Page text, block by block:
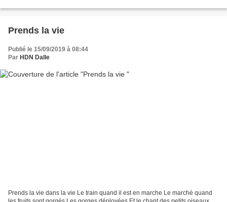
Prends la vie
Publié le 15/09/2019 à 08:44
Par HDN Dalle
Prends la vie dans la vie Le train quand il est en marche Le marché quand